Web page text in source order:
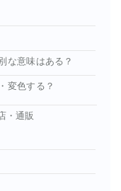
な意味はある？
変色する？
・通販